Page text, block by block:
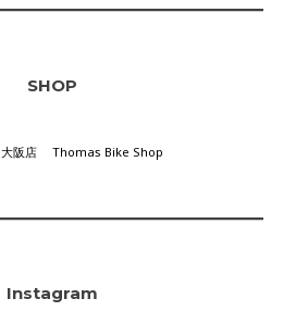
SHOP
大阪店 Thomas Bike Shop
Instagram